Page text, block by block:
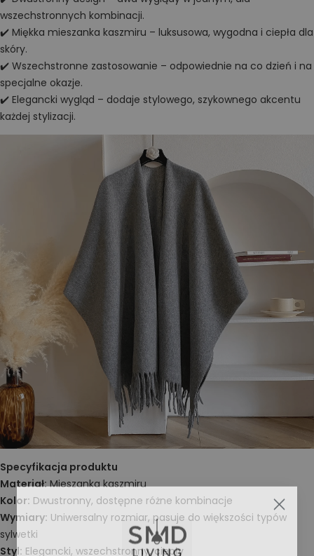
wszechstronnych kombinacji.
✔️ Miękka mieszanka kaszmiru – luksusowa, wygodna i ciepła dla
skóry.
✔️ Wszechstronne zastosowanie – odpowiednie na co dzień i na
specjalne okazje.
✔️ Elegancki wygląd – dodaje stylowego, szykownego akcentu
każdej stylizacji.
Specyfikacja produktu
Materiał:Mieszanka kaszmiru
Kolor: Dwustronny, dostępne różne kombinacje
Wymiary: Uniwersalny rozmiar, pasuje do większości typów
sylwetki
Styl: Elegancki, wszechstronny, ciepły